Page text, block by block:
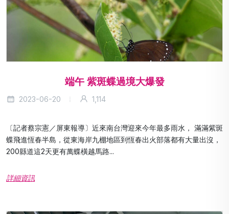
端午 紫斑蝶過境大爆發
2023-06-20 1,114
〔記者蔡宗憲／屏東報導〕近來南台灣迎來今年最多雨水， 滿滿紫斑
蝶飛進恆春半島，從東海岸九棚地區到恆春出火部落都有大量出沒，
200縣道這2天更有萬蝶橫越馬路...
詳細資訊